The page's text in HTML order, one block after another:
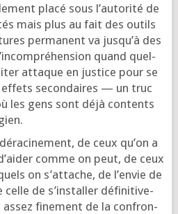
pla­cé sous l’au­to­ri­té de
mais plus au fait des outils
per­ma­nent va jus­qu’à des
quand quel­
attaque en jus­tice pour se
secon­daires — un truc
les gens sont déjà contents
de ceux qu’on a
comme on peut, de ceux
on s’at­tache, de l’en­vie de
celle de s’ins­tal­ler défi­ni­ti­ve­
assez fine­ment de la confron­